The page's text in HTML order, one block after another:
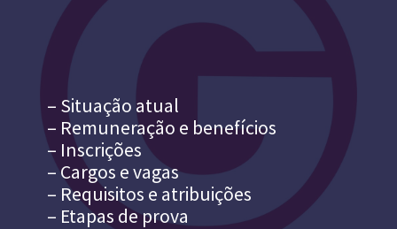
– Situação atual
– Remuneração e benefícios
– Inscrições
– Cargos e vagas
– Requisitos e atribuições
– Etapas de prova